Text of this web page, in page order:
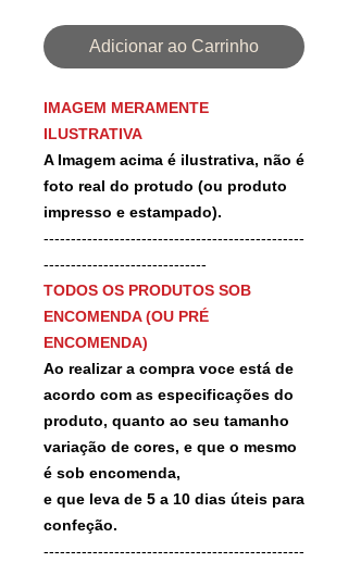
Adicionar ao Carrinho
IMAGEM MERAMENTE
ILUSTRATIVA
A Imagem acima é ilustrativa, não é
foto real do protudo (ou produto
impresso e estampado).
------------------------------------------------
------------------------------
TODOS OS PRODUTOS SOB
ENCOMENDA (OU PRÉ
ENCOMENDA)
Ao realizar a compra voce está de
acordo com as especificações do
produto, quanto ao seu tamanho
variação de cores, e que o mesmo
é sob encomenda,
e que leva de 5 a 10 dias úteis para
confeção.
------------------------------------------------